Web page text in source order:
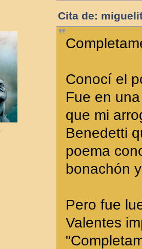
Cita de:
Conocí el
Fue en
que mi
Benedetti
poema
bonachón
Pero fue
Valentes